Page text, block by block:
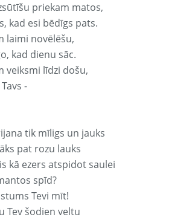
priekam matos,
kad esi bēdīgs pats.
laimi novēlēšu,
kad dienu sāc.
veiksmi līdzi došu,
-
tik mīligs un jauks
pat rozu lauks
kā ezers atspidot saulei
spīd?
Tevi mīt!
Tev šodien veltu